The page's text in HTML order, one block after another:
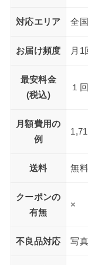
対応エリア 全
お届け頻度 月1
最安料金
(税込)
１
月額費用の
例
送料 無料
クーポンの
有無
×
不良品対応 写